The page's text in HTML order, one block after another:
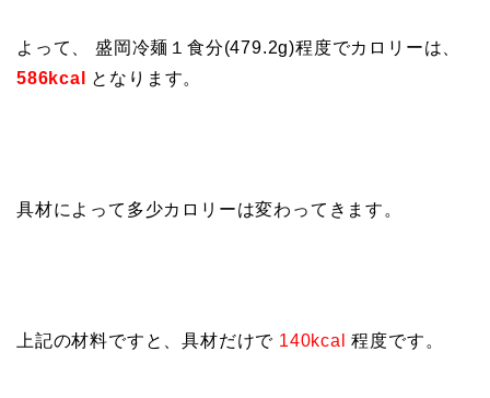
よって、 盛岡冷麺１食分(479.2g)程度でカロリーは、
586kcal
となります。
具材によって多少カロリーは変わってきます。
上記の材料ですと、具材だけで 140kcal 程度です。